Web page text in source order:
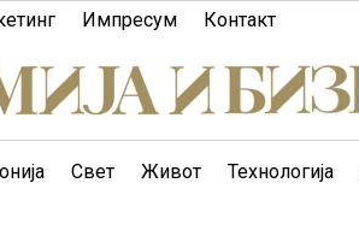
Импресум Контакт
Свет Живот Технологија